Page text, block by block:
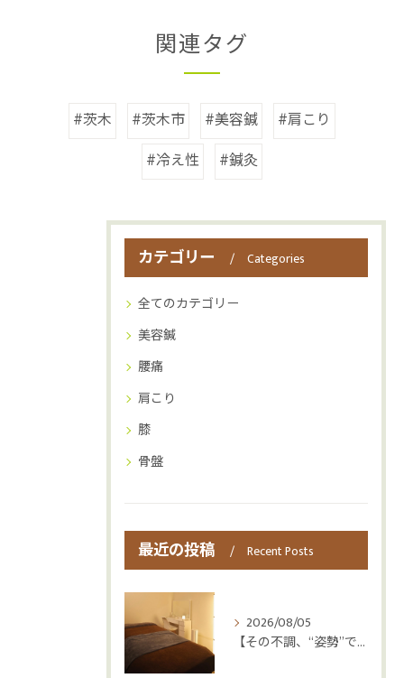
関連タグ
#茨木 #茨木市 #美容鍼
#肩こり
#冷え性
#鍼灸
カテゴリー Categories
全てのカテゴリー
美容鍼
腰痛
肩こり
膝
骨盤
最近の投稿 Recent Posts
2026/08/05
【その不調、“姿勢”ではなく“呼吸”かもしれません😮‍💨】